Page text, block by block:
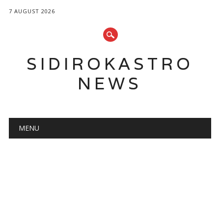
7 AUGUST 2026
SIDIROKASTRO
NEWS
Main menu
MENU